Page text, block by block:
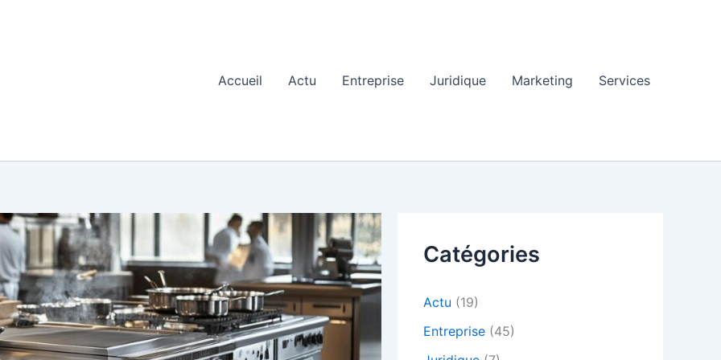
Accueil
Actu Entreprise Juridique Marketing Services
Catégories
Actu (19)
Entreprise (45)